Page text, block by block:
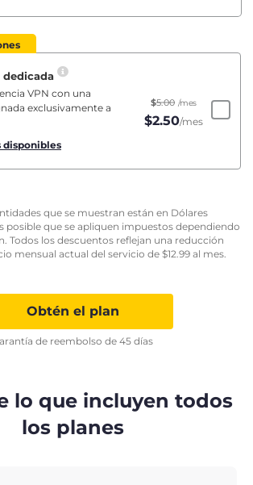
dedicada
VPN con una
exclusivamente a
disponibles
$5.00 /mes
$2.50/mes
que se muestran están en Dólares
posible que se apliquen impuestos dependiendo
Todos los descuentos reflejan una reducción
mensual actual del servicio de $12.99al mes.
Obtén el plan
de reembolso de 45 días
lo que incluyen todos
los planes